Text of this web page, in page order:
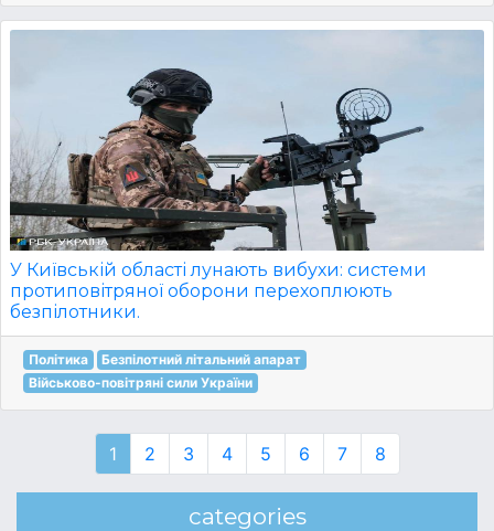
У Київській області лунають вибухи: системи
протиповітряної оборони перехоплюють
безпілотники.
Політика
Безпілотний літальний апарат
Військово-повітряні сили України
1 2 3 4 5 6 7 8
categories